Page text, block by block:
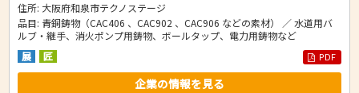
住所: 大阪府和泉市テクノステージ
品目: 青銅鋳物（CAC406 、CAC902 、CAC906 などの素材） ／ 水道用バ
ルブ・継手、消火ポンプ用鋳物、ボールタップ、電力用鋳物など
展
匠 PDF
企業の情報を見る